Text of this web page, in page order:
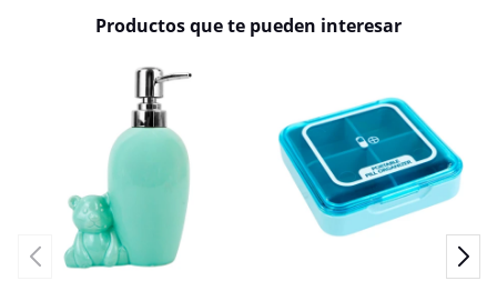
Productos que te pueden interesar